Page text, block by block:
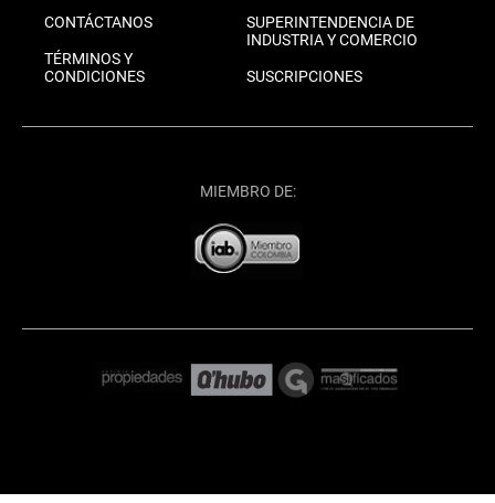
CONTÁCTANOS
TÉRMINOS Y
CONDICIONES
SUPERINTENDENCIA DE
INDUSTRIA Y COMERCIO
SUSCRIPCIONES
MIEMBRO DE: